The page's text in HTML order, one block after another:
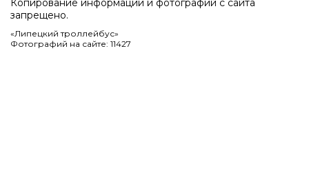
Копирование информации и фотографий с сайта
запрещено.
«Липецкий троллейбус»
Фотографий на сайте: 11427